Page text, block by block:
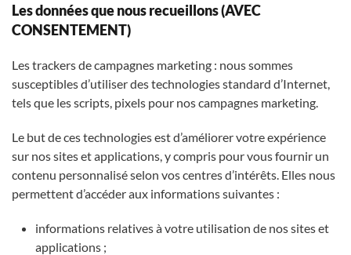
Les données que nous recueillons (AVEC
CONSENTEMENT)
Les trackers de campagnes marketing : nous sommes
susceptibles d’utiliser des technologies standard d’Internet,
tels que les scripts, pixels pour nos campagnes marketing.
Le but de ces technologies est d’améliorer votre expérience
sur nos sites et applications, y compris pour vous fournir un
contenu personnalisé selon vos centres d’intérêts. Elles nous
permettent d’accéder aux informations suivantes :
informations relatives à votre utilisation de nos sites et
applications ;